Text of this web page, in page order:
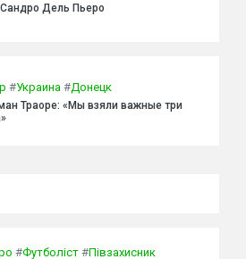
Дель Пьеро
#Украина #Донецк
Траоре: «Мы взяли важные три
#Футболіст #Півзахисник